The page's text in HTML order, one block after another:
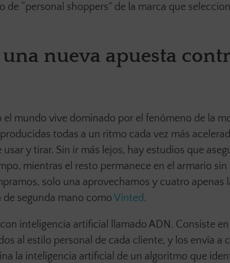
“personal shoppers” de la marca que
nueva apuesta
mundo vive dominado por el fenómeno de la
todas a un ritmo cada vez más
y tirar. Sin ir más lejos, hay estudios que
mientras el resto permanece en el armario sin
solo una aprovechamos y cuatro apenas
segunda mano como Vinted.
inteligencia artificial llamado ADN. Consiste
al estilo personal de cada cliente, y los envía a
la inteligencia artificial de un algoritmo que